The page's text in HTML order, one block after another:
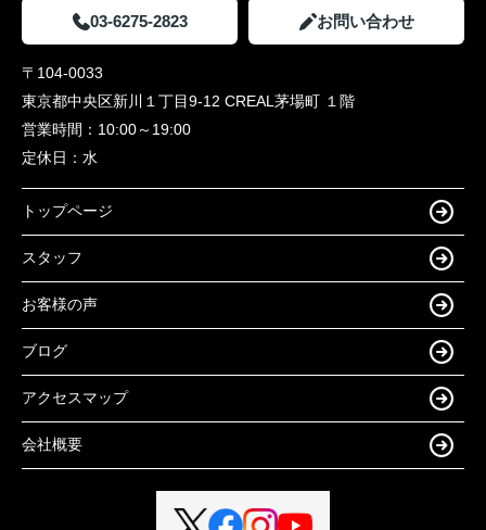
03-6275-2823 お問い合わせ
〒104-0033
東京都中央区新川１丁目9-12 CREAL茅場町 １階
営業時間： 10:00～19:00
定休日： 水
トップページ
スタッフ
お客様の声
ブログ
アクセスマップ
会社概要